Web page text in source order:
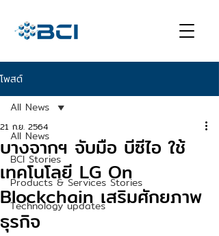
โพสต์
All News
BCI Stories
Products & Services Stories
Technology updates
All News
บางจากฯ จับมือ บีซีไอ ใช้
เทคโนโลยี LG On
Blockchain เสริมศักยภาพ
ธุรกิจ
21 ก.ย. 2564